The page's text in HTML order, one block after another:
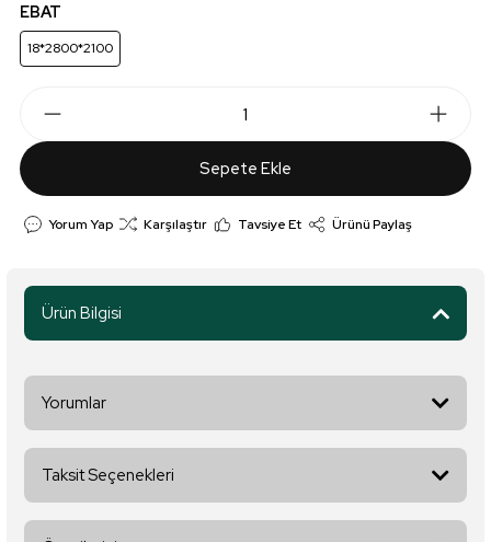
EBAT
18*2800*2100
Sepete Ekle
Yorum Yap Karşılaştır Tavsiye Et Ürünü Paylaş
Ürün Bilgisi
Yorumlar
Taksit Seçenekleri